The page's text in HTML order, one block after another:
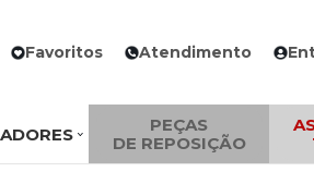
Favoritos Atendimento
PEÇAS
DE REPOSIÇÃO